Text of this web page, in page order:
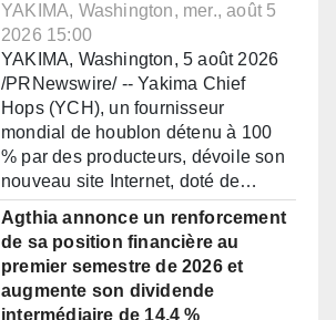
YAKIMA, Washington, mer., août 5
2026 15:00
YAKIMA, Washington, 5 août 2026
/PRNewswire/ -- Yakima Chief
Hops (YCH), un fournisseur
mondial de houblon détenu à 100
% par des producteurs, dévoile son
nouveau site Internet, doté de…
Agthia annonce un renforcement
de sa position financière au
premier semestre de 2026 et
augmente son dividende
intermédiaire de 14,4 %